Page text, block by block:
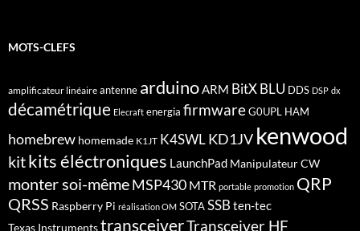
MOTS-CLEFS
amplificateur linéaire antenne arduinoARM BitX BLU DDS DSP dx
décamétrique Elecraft energia firmwareG0UPL HAM
homebrew homemade K1JT K4SWL KD1JV kenwood
kitkits éléctroniques LaunchPad Manipulateur CW
monter soi-mêmeMSP430 MTR portable promotion QRP
QRSS Raspberry Pi réalisation OM SOTASSB ten-tec
Texas InstrumentstransceiverTransceiver HF